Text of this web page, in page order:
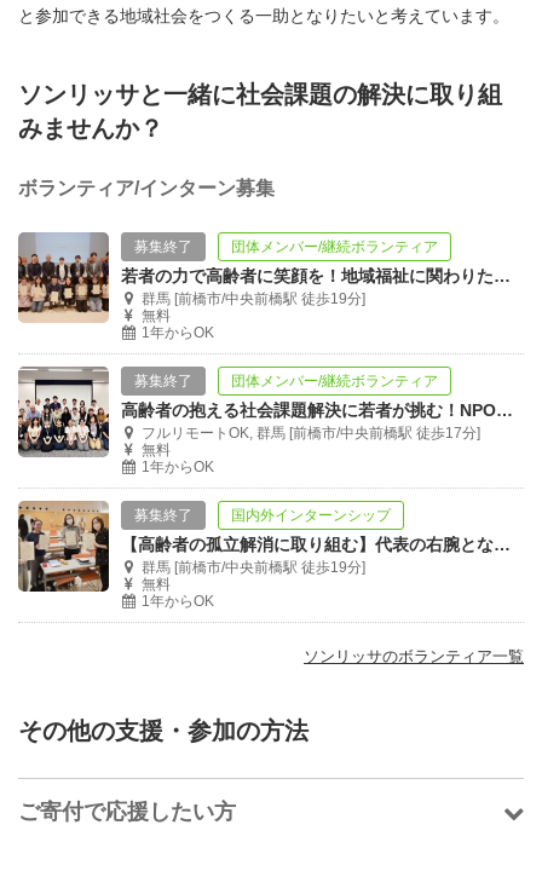
と参加できる地域社会をつくる一助となりたいと考えています。
ソンリッサと一緒に社会課題の解決に取り組
みませんか？
ボランティア/インターン募集
募集終了 団体メンバー/継続ボランティア
若者の力で高齢者に笑顔を！地域福祉に関わりたい若者を募集！！
群馬 [前橋市/中央前橋駅 徒歩19分]
無料
1年からOK
募集終了 団体メンバー/継続ボランティア
高齢者の抱える社会課題解決に若者が挑む！NPO事業運営メンバー募集！
フルリモートOK, 群馬 [前橋市/中央前橋駅 徒歩17分]
無料
1年からOK
募集終了 国内外インターンシップ
【高齢者の孤立解消に取り組む】代表の右腕となり事業を支えるインターン募集！
群馬 [前橋市/中央前橋駅 徒歩19分]
無料
1年からOK
ソンリッサのボランティア一覧
その他の支援・参加の方法
ご寄付で応援したい方